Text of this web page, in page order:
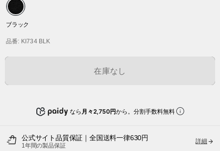
ブラック
品番: KI734 BLK
在庫なし
なら 月々2,750円から。分割手数料無料
公式サイト品質保証｜全国送料一律630円
1年間の製品保証
詳細